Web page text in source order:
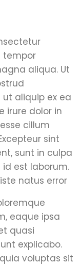
tempor
aliqua. Ut
aliquip ex ea
irure dolor in
cillum
sint
sunt in culpa
est laborum.
natus error
eaque ipsa
quasi
explicabo.
voluptas sit